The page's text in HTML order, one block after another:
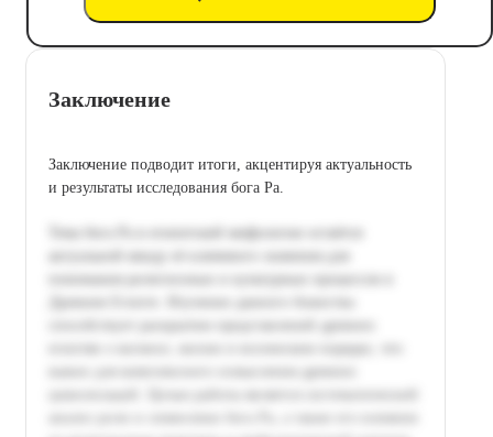
Заключение
Заключение подводит итоги, акцентируя актуальность
и результаты исследования бога Ра.